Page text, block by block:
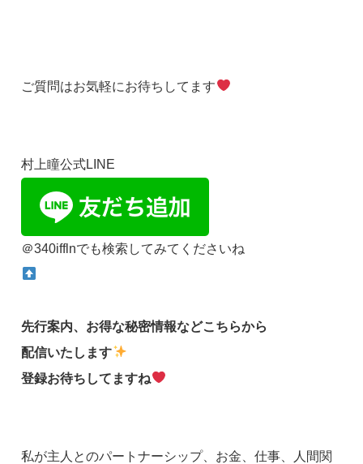
ご質問はお気軽にお待ちしてます
村上瞳公式LINE
＠340ifflnでも検索してみてくださいね
先行案内、お得な秘密情報などこちらから
配信いたします
登録お待ちしてますね
私が主人とのパートナーシップ、お金、仕事、人間関